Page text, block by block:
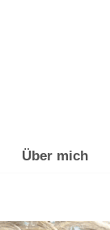
Über mich